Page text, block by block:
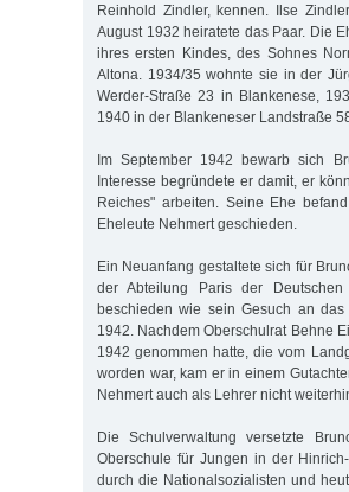
Reinhold Zindler, kennen. Ilse
August 1932 heiratete das Paar. Die
ihres ersten Kindes, des Sohnes
Altona. 1934/35 wohnte sie in der
Werder-Straße 23 in Blankenese,
1940 in der Blankeneser Landstraße
Im September 1942 bewarb sich
Interesse begründete er damit, er
Reiches" arbeiten. Seine Ehe
Eheleute Nehmert geschieden.
Ein Neuanfang gestaltete sich für
der Abteilung Paris der
beschieden wie sein Gesuch an
1942. Nachdem Oberschulrat Behne
1942 genommen hatte, die vom
worden war, kam er in einem
Nehmert auch als Lehrer nicht
Die Schulverwaltung versetzte
Oberschule für Jungen in der
durch die Nationalsozialisten und